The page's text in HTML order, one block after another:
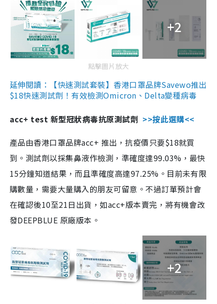
+2
點擊圖片放大
延伸閱讀：【快速測試套裝】香港口罩品牌Savewo推出
$18快速測試劑！有效檢測Omicron、Delta變種病毒
acc+ test 新型冠狀病毒抗原測試劑 >>按此選購<<
產品由香港口罩品牌acc+ 推出，抗疫價只要$18就買
到。測試劑以採集鼻液作檢測，準確度達99.03%，最快
15分鐘知道結果，而且準確度高達97.25%。目前未有限
購數量，需要大量購入的朋友可留意。不過訂單預計會
在確認後10至21日出貨，如acc+版本賣完，將有機會改
發DEEPBLUE 原廠版本。
+2